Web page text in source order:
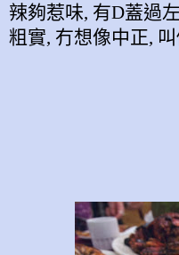
辣夠惹味, 有D蓋過
粗實, 冇想像中正,